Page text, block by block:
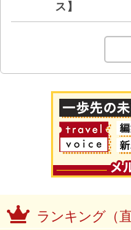
ス】
ランキング（